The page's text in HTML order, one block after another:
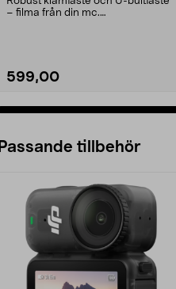
– filma från din mc.
599,00
Passande tillbehör